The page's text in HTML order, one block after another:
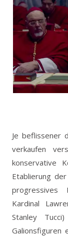
Je beflissener
verkaufen
konservative
Etablierung
progressives
Kardinal
Stanley
Galionsfiguren